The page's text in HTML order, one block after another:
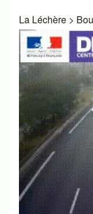
La Léchère >